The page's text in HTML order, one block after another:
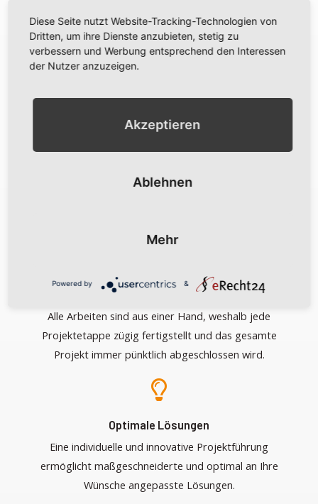
Zuverlässigkeit
Gesagt, getan! Auf unser Team ist immer Verlass.
Vom ersten bis zum letzten Schritt stehen wir
Jedes Projekt betrachten wir wie unser eigenes.
Alle Arbeiten sind aus einer Hand, weshalb jede
Projektetappe zügig fertigstellt und das gesamte
Projekt immer pünktlich abgeschlossen wird.
Optimale Lösungen
Eine individuelle und innovative Projektführung
ermöglicht maßgeschneiderte und optimal an Ihre
Wünsche angepasste Lösungen.
Diese Seite nutzt Website-Tracking-Technologien von
Dritten, um ihre Dienste anzubieten, stetig zu
verbessern und Werbung entsprechend den Interessen
der Nutzer anzuzeigen.
Akzeptieren
Ablehnen
Mehr
Powered by &